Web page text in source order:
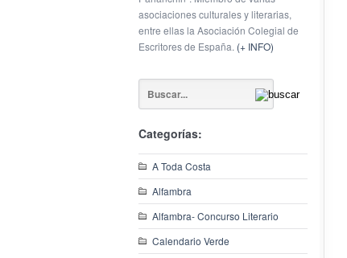
asociaciones culturales y literarias,
entre ellas la Asociación Colegial de
Escritores de España. (+ INFO)
Categorías:
A Toda Costa
Alfambra
Alfambra- Concurso Literario
Calendario Verde